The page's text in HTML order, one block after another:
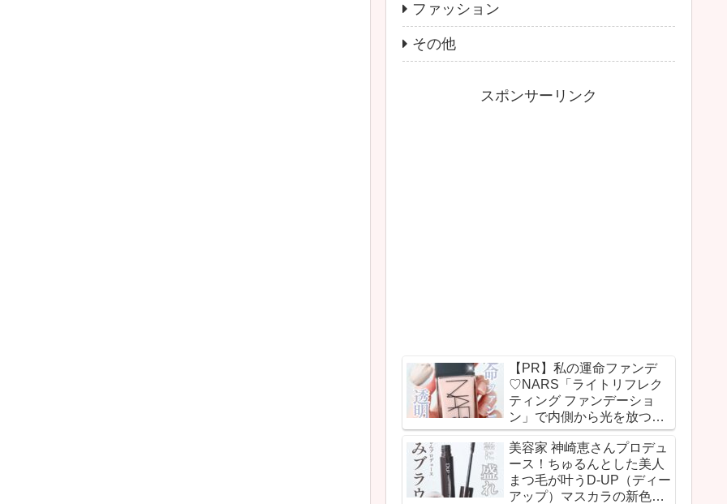
ファッション
その他
スポンサーリンク
【PR】私の運命ファンデ
♡NARS「ライトリフレク
ティング ファンデーショ
ン」で内側から光を放つよ
うな透明感のあるうるみ肌
を実現！
美容家 神崎恵さんプロデュ
ース！ちゅるんとした美人
まつ毛が叶うD-UP（ディー
アップ）マスカラの新色ピ